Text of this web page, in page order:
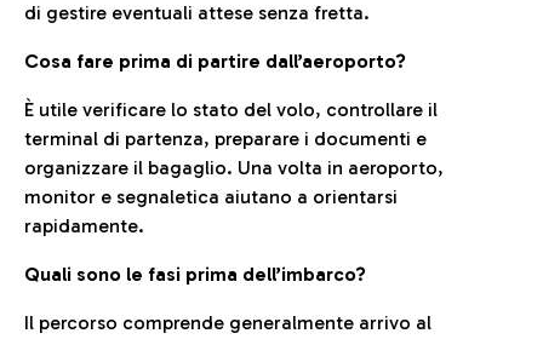
di gestire eventuali attese senza fretta.
Cosa fare prima di partire dall’aeroporto?
È utile verificare lo stato del volo, controllare il
terminal di partenza, preparare i documenti e
organizzare il bagaglio. Una volta in aeroporto,
monitor e segnaletica aiutano a orientarsi
rapidamente.
Quali sono le fasi prima dell’imbarco?
Il percorso comprende generalmente arrivo al